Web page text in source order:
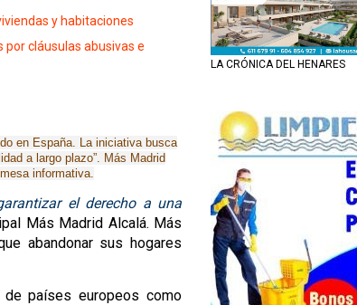
y habitaciones
por cláusulas abusivas e
en España. La iniciativa busca
a largo plazo”. Más Madrid
informativa.
el derecho a una
Más Madrid Alcalá. Más
abandonar sus hogares
países europeos como
LA CRÓNICA DEL HENARES